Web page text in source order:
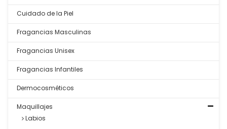
Cuidado de la Piel
Fragancias Masculinas
Fragancias Unisex
Fragancias Infantiles
Dermocosméticos
Maquillajes
Labios